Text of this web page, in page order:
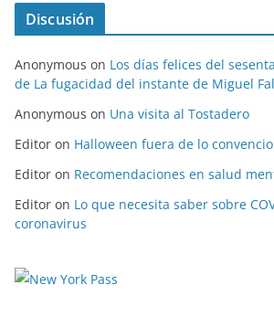
Discusión
Anonymous on Los días felices del
de La fugacidad del instante de Miguel
Anonymous on Una visita al Tostadero
Editor on Halloween fuera de lo
Editor on Recomendaciones en salud
Editor on Lo que necesita saber sobre
coronavirus